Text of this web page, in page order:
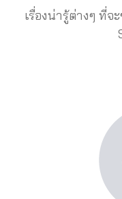
เรื่องน่ารู้ต่างๆ ที่จ